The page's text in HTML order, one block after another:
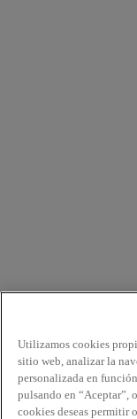
Utilizamos cookies
sitio web, analizar la
personalizada en
pulsando en “Aceptar”,
cookies deseas permitir